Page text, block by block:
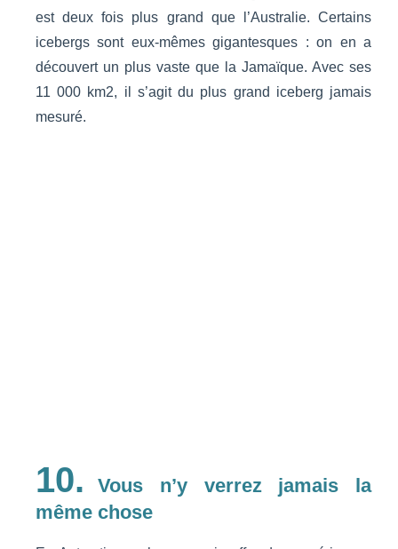
est deux fois plus grand que l’Australie. Certains
icebergs sont eux-mêmes gigantesques : on en a
découvert un plus vaste que la Jamaïque. Avec ses
11 000 km2, il s’agit du plus grand iceberg jamais
mesuré.
10.
Vous n’y verrez jamais la
même chose